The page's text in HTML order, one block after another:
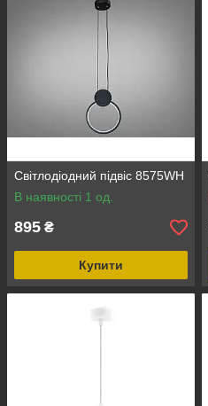
Світлодіодний підвіс 8575WH
В наявності 1 од.
895 ₴
Купити